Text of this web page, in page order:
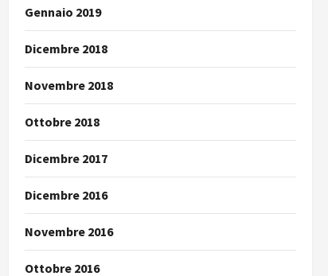
Gennaio 2019
Dicembre 2018
Novembre 2018
Ottobre 2018
Dicembre 2017
Dicembre 2016
Novembre 2016
Ottobre 2016